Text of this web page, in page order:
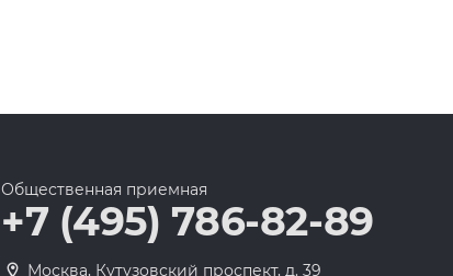
Общественная приемная
+7 (495) 786-82-89
Москва, Кутузовский проспект, д. 39